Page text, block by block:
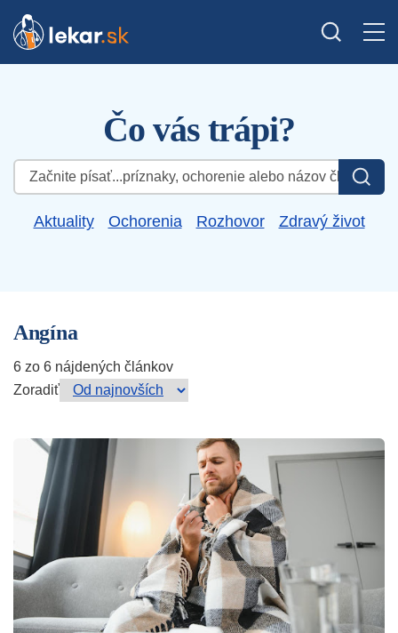
Čo vás trápi?
Hľadať:
Aktuality Ochorenia Rozhovor Zdravý život
Angína
6 zo 6 nájdených článkov
Zoradiť